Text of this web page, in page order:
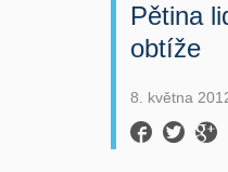
Pětina
obtíže
8. května